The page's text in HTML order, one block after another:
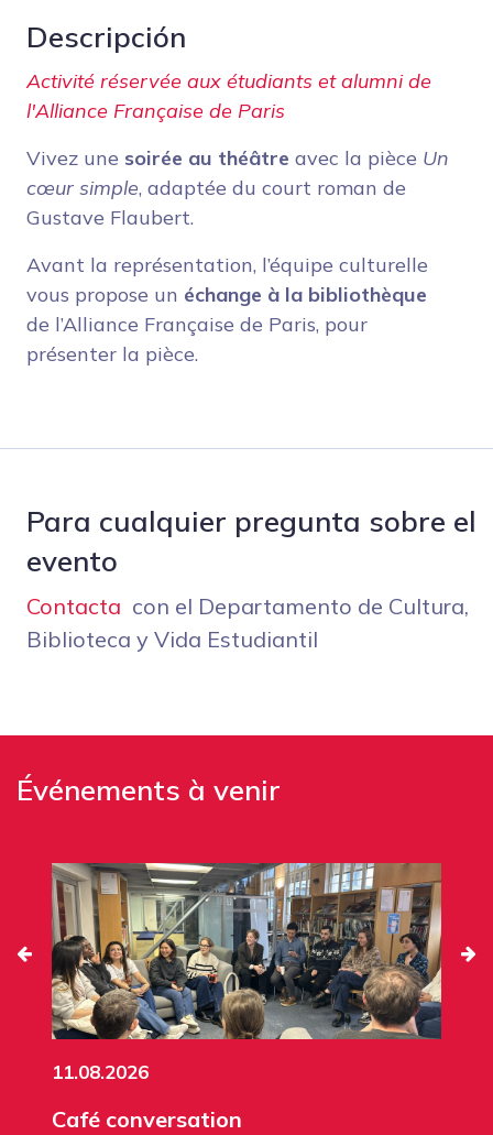
Descripción
Activité réservée aux étudiants et alumni de
l'Alliance Française de Paris
Vivez une soirée au théâtre avec la pièce Un
cœur simple, adaptée du court roman de
Gustave Flaubert.
Avant la représentation, l’équipe culturelle
vous propose un échange à la bibliothèque
de l’Alliance Française de Paris, pour
présenter la pièce.
Para cualquier pregunta sobre el
evento
Contacta con el Departamento de Cultura,
Biblioteca y Vida Estudiantil
Événements à venir
11.08.2026
Café conversation